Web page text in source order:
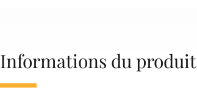
Informations du produit